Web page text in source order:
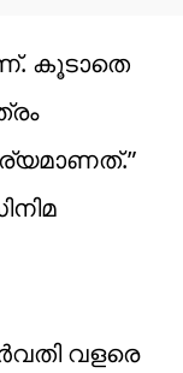
കൂടാതെ
വളരെ